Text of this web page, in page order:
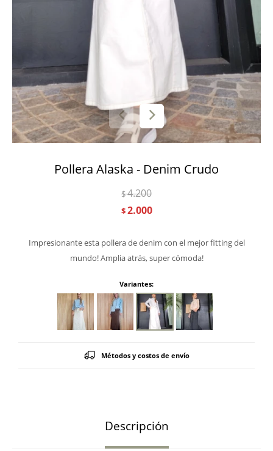
Pollera Alaska - Denim Crudo
$2.000
$4.200
Impresionante esta pollera de denim con el mejor fitting del
mundo! Amplia atrás, super cómoda!
Variantes:
Métodos y costos de envío
Descripción